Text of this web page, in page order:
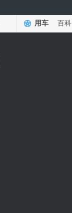
用车 百科